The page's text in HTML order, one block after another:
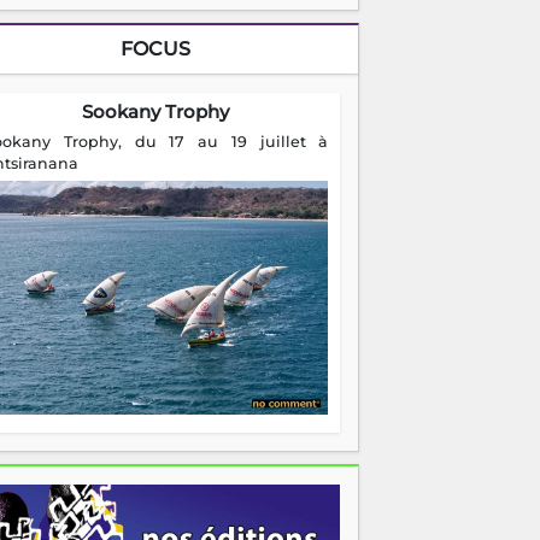
FOCUS
Sookany Trophy
Trophy, du 17 au 19 juillet à